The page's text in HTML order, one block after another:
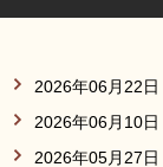
計画・政策
2026年06月22日
2026年06月10日
2026年05月27日